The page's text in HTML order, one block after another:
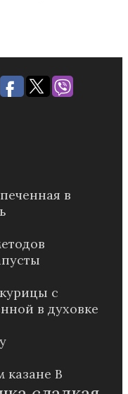
в
с
в духовке
казане В